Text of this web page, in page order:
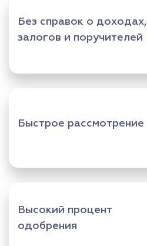
Без справок о доходах,
залогов и поручителей
Быстрое рассмотрение
Высокий процент
одобрения